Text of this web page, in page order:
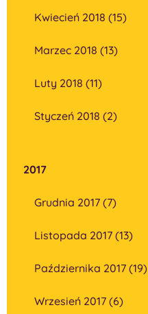
Kwiecień 2018 (15)
Marzec 2018 (13)
Luty 2018 (11)
Styczeń 2018 (2)
2017
Grudnia 2017 (7)
Listopada 2017 (13)
Października 2017 (19)
Wrzesień 2017 (6)